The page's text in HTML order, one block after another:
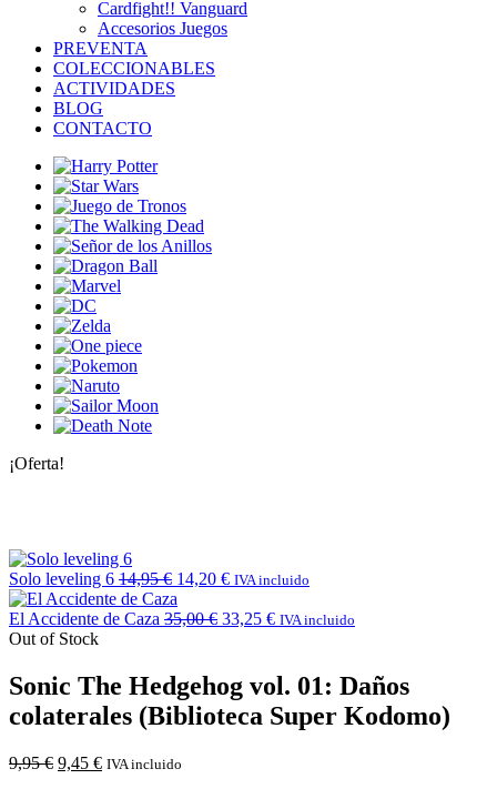
Cardfight!! Vanguard
Accesorios Juegos
PREVENTA
COLECCIONABLES
ACTIVIDADES
BLOG
CONTACTO
¡Oferta!
Solo leveling 6 14,95€ 14,20 € IVA incluido
El Accidente de Caza 35,00€ 33,25 € IVA incluido
Out of Stock
Sonic The Hedgehog vol. 01: Daños
colaterales (Biblioteca Super Kodomo)
9,95€ 9,45 € IVA incluido